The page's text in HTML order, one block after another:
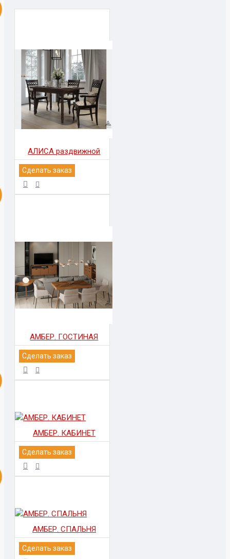
АЛИСА раздвижной
Сделать заказ
АМБЕР. ГОСТИНАЯ
Сделать заказ
АМБЕР. КАБИНЕТ
Сделать заказ
АМБЕР. СПАЛЬНЯ
Сделать заказ